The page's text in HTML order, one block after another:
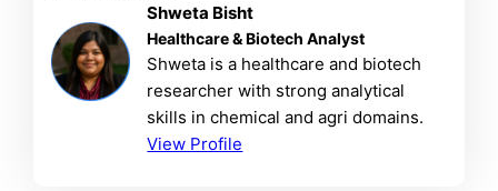
Shweta Bisht
Healthcare & Biotech Analyst
Shweta is a healthcare and biotech
researcher with strong analytical
skills in chemical and agri domains.
View Profile